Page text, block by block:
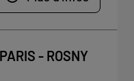
- ROSNY